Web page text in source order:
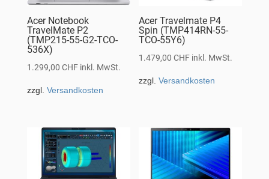
Acer Notebook
TravelMate P2
(TMP215-55-G2-TCO-
536X)
1.299,00 CHF inkl. MwSt.
zzgl. Versandkosten
Acer Travelmate P4
Spin (TMP414RN-55-
TCO-55Y6)
1.479,00CHF inkl. MwSt.
zzgl.Versandkosten